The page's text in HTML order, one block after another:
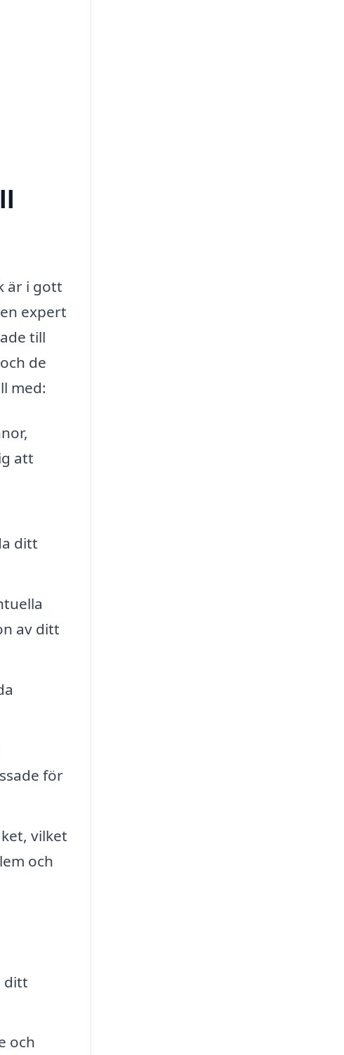
är i gott
expert
till
de
med:
att
ditt
av ditt
för
vilket
och
ditt
och